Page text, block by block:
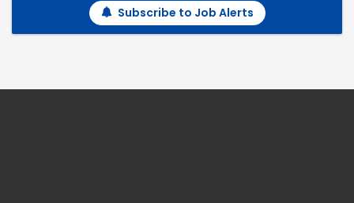
Subscribe to Job Alerts